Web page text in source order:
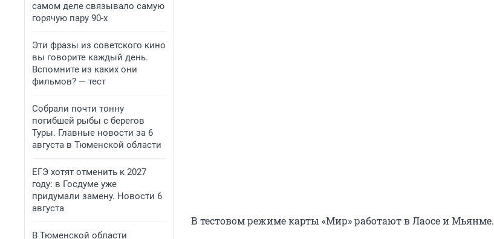
самом деле связывало самую
горячую пару 90-х
Эти фразы из советского кино
вы говорите каждый день.
Вспомните из каких они
фильмов? — тест
Собрали почти тонну
погибшей рыбы с берегов
Туры. Главные новости за 6
августа в Тюменской области
ЕГЭ хотят отменить к 2027
году: в Госдуме уже
придумали замену. Новости 6
августа
В Тюменской области
В тестовом режиме карты «Мир» работают в Лаосе и Мьянме.